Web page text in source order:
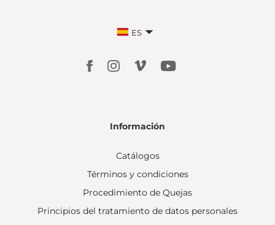
ES
Información
Catálogos
Términos y condiciones
Procedimiento de Quejas
Principios del tratamiento de datos personales